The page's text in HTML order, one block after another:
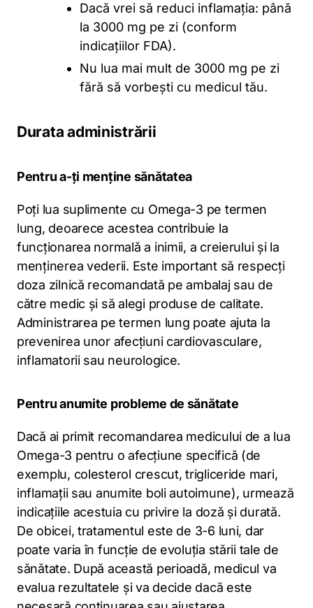
Dacă vrei să reduci inflamația: până
la 3000 mg pe zi (conform
indicațiilor FDA).
Nu lua mai mult de 3000 mg pe zi
fără să vorbești cu medicul tău.
Durata administrării
Pentru a-ți menține sănătatea
Poți lua suplimente cu Omega-3 pe termen
lung, deoarece acestea contribuie la
funcționarea normală a inimii, a creierului și la
menținerea vederii. Este important să respecți
doza zilnică recomandată pe ambalaj sau de
către medic și să alegi produse de calitate.
Administrarea pe termen lung poate ajuta la
prevenirea unor afecțiuni cardiovasculare,
inflamatorii sau neurologice.
Pentru anumite probleme de sănătate
Dacă ai primit recomandarea medicului de a lua
Omega-3 pentru o afecțiune specifică (de
exemplu, colesterol crescut, trigliceride mari,
inflamații sau anumite boli autoimune), urmează
indicațiile acestuia cu privire la doză și durată.
De obicei, tratamentul este de 3-6 luni, dar
poate varia în funcție de evoluția stării tale de
sănătate. După această perioadă, medicul va
evalua rezultatele și va decide dacă este